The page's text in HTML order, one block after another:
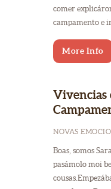
comer
campamento e
More Info
Vivencias
NOVAS
Boas, somos
pasámolo moi